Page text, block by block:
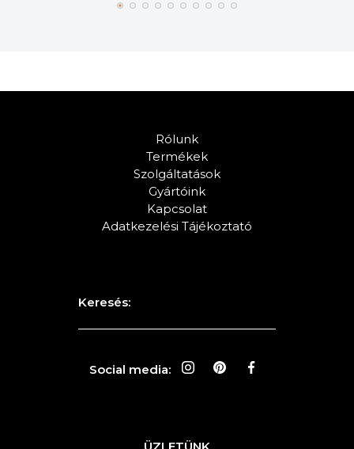
Rólunk
Termékek
Szolgáltatások
Gyártóink
Kapcsolat
Adatkezelési Tájékoztató
Keresés:
Social media: